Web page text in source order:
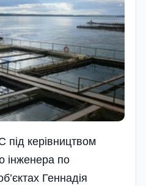
керівництвом
інженера по
Геннадія